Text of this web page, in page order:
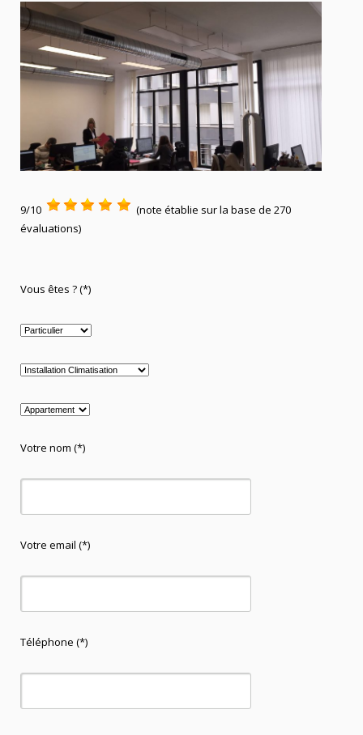
9/10
(note établie sur la base de 270
évaluations)
Vous êtes ? (*)
Votre nom (*)
Votre email (*)
Téléphone (*)